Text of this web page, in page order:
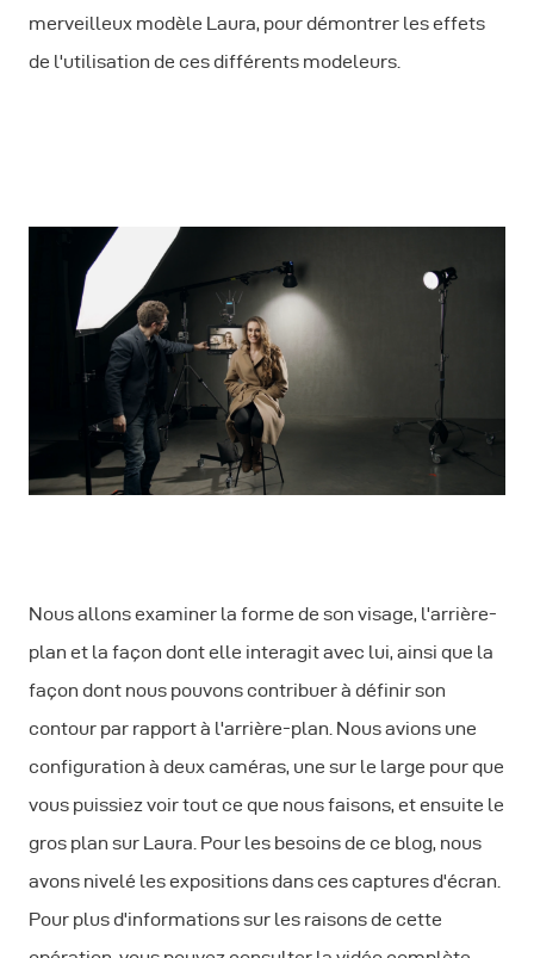
merveilleux modèle Laura, pour démontrer les effets
de l'utilisation de ces différents modeleurs.
Nous allons examiner la forme de son visage, l'arrière-
plan et la façon dont elle interagit avec lui, ainsi que la
façon dont nous pouvons contribuer à définir son
contour par rapport à l'arrière-plan. Nous avions une
configuration à deux caméras, une sur le large pour que
vous puissiez voir tout ce que nous faisons, et ensuite le
gros plan sur Laura. Pour les besoins de ce blog, nous
avons nivelé les expositions dans ces captures d'écran.
Pour plus d'informations sur les raisons de cette